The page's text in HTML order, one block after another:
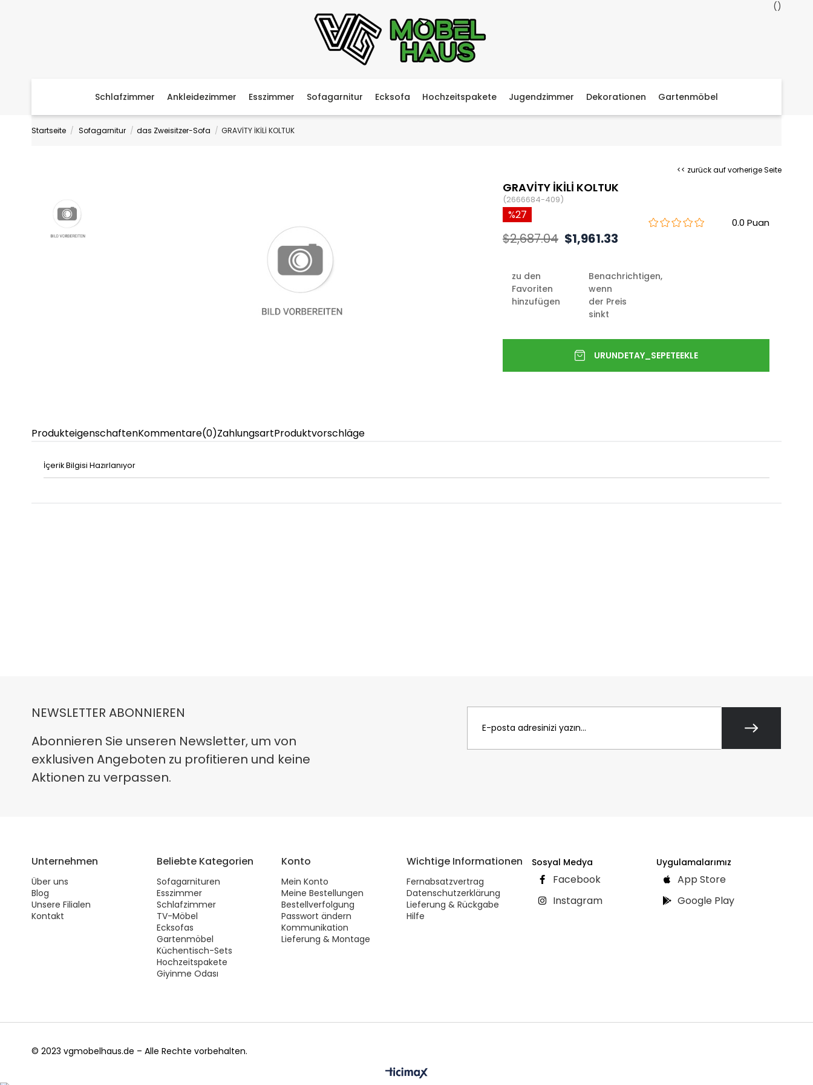
Schlafzimmer Ankleidezimmer Esszimmer Sofagarnitur Ecksofa Hochzeitspakete Jugendzimmer Dekorationen Gartenmöbel
Startseite Sofagarnitur das Zweisitzer-Sofa GRAVİTY İKİLİ KOLTUK
<< zurück auf vorherige Seite
GRAVİTY İKİLİ KOLTUK
(2666684-409)
0.0
27
$2,687.04 $1,961.33
zu den
Favoriten
hinzufügen
Benachrichtigen,
wenn
der Preis
sinkt
ProdukteigenschaftenKommentare(0)ZahlungsartProduktvorschläge
İçerik Bilgisi Hazırlanıyor
NEWSLETTER ABONNIEREN
Abonnieren Sie unseren Newsletter, um von
exklusiven Angeboten zu profitieren und keine
Aktionen zu verpassen.
Unternehmen
Über uns
Blog
Unsere Filialen
Kontakt
Beliebte Kategorien
Sofagarnituren
Esszimmer
Schlafzimmer
TV-Möbel
Ecksofas
Gartenmöbel
Küchentisch-Sets
Hochzeitspakete
Giyinme Odası
Konto
Mein Konto
Meine Bestellungen
Bestellverfolgung
Passwort ändern
Kommunikation
Lieferung & Montage
Wichtige Informationen
Fernabsatzvertrag
Datenschutzerklärung
Lieferung & Rückgabe
Hilfe
Sosyal Medya
Facebook
Instagram
Uygulamalarımız
App Store
Google Play
© 2023 vgmobelhaus.de – Alle Rechte vorbehalten.